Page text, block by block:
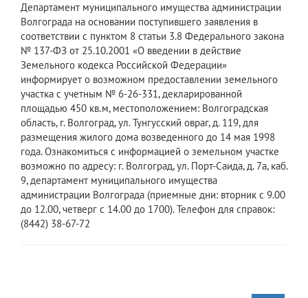
Департамент муниципального имущества администрации
Волгограда на основании поступившего заявления в
соответствии с пунктом 8 статьи 3.8 Федерального закона
№ 137-ФЗ от 25.10.2001 «О введении в действие
Земельного кодекса Российской Федерации»
информирует о возможном предоставлении земельного
участка с учетным № 6-26-331, декларированной
площадью 450 кв.м, местоположением: Волгоградская
область, г. Волгоград, ул. Тунгусский овраг, д. 119, для
размещения жилого дома возведенного до 14 мая 1998
года. Ознакомиться с информацией о земельном участке
возможно по адресу: г. Волгоград, ул. Порт-Саида, д. 7а, каб.
9, департамент муниципального имущества
администрации Волгограда (приемные дни: вторник с 9.00
до 12.00, четверг с 14.00 до 1700). Телефон для справок:
(8442) 38-67-72